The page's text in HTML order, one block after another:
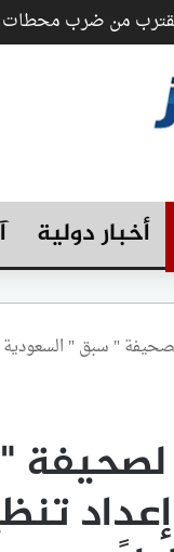
من ضرب محطات
أخبار دولية
" سبق " السعودية